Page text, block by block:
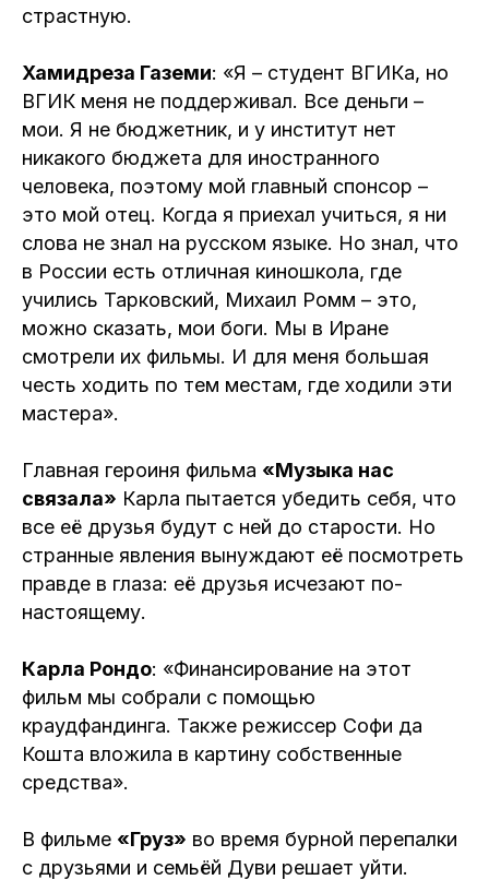
страстную.
Хамидреза Газеми: «Я – студент ВГИКа, но
ВГИК меня не поддерживал. Все деньги –
мои. Я не бюджетник, и у институт нет
никакого бюджета для иностранного
человека, поэтому мой главный спонсор –
это мой отец. Когда я приехал учиться, я ни
слова не знал на русском языке. Но знал, что
в России есть отличная киношкола, где
учились Тарковский, Михаил Ромм – это,
можно сказать, мои боги. Мы в Иране
смотрели их фильмы. И для меня большая
честь ходить по тем местам, где ходили эти
мастера».
Главная героиня фильма «Музыка нас
связала» Карла пытается убедить себя, что
все её друзья будут с ней до старости. Но
странные явления вынуждают её посмотреть
правде в глаза: её друзья исчезают по-
настоящему.
Карла Рондо: «Финансирование на этот
фильм мы собрали с помощью
краудфандинга. Также режиссер Софи да
Кошта вложила в картину собственные
средства».
В фильме «Груз» во время бурной перепалки
с друзьями и семьёй Дуви решает уйти.